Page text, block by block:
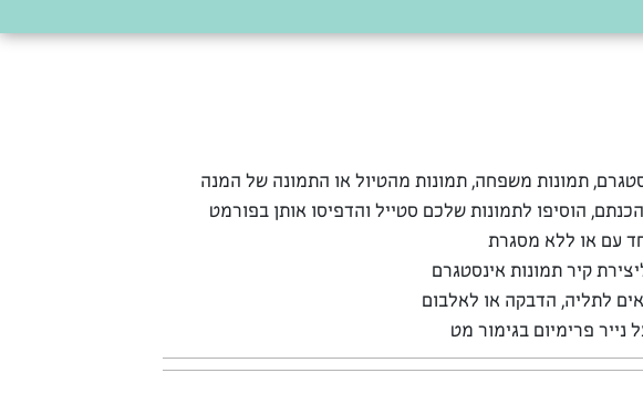
תמונות משפחה, תמונות מהטיול או התמונה של המנה
הוסיפו לתמונות שלכם סטייל והדפיסו אותן בפורמט
עם או ללא מסגרת
קיר תמונות אינסטגרם
לתליה, הדבקה או לאלבום
פרימיום בגימור מט